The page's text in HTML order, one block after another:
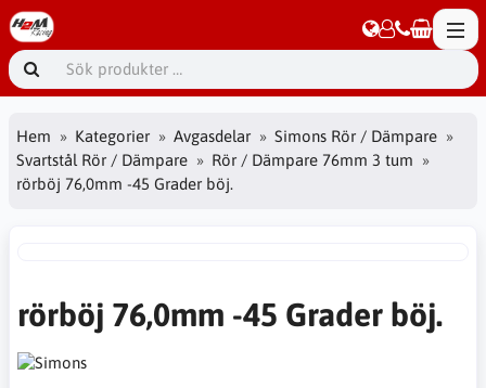
Hem Kategorier Avgasdelar
Simons Rör / Dämpare
Svartstål Rör / Dämpare
Rör / Dämpare 76mm 3 tum
rörböj 76,0mm -45 Grader böj.
rörböj 76,0mm -45 Grader böj.